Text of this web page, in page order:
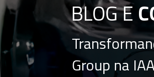
Group na
BLOG E